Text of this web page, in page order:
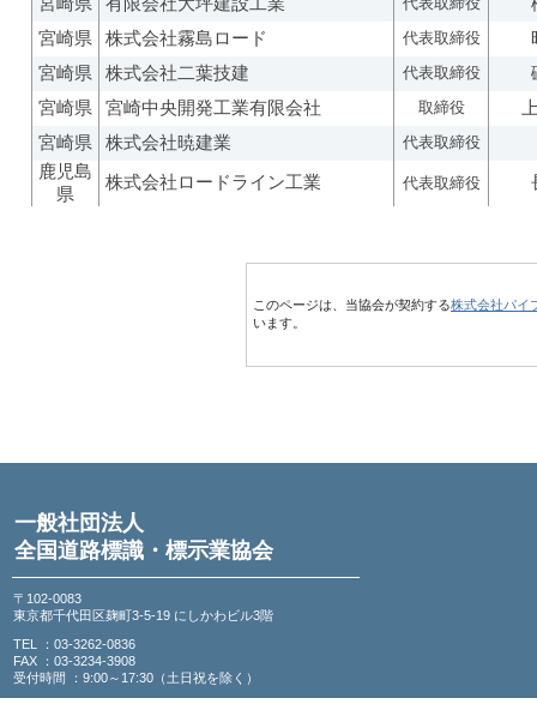
宮崎県
株式会社霧島ロード 代表取締役
宮崎県
株式会社二葉技建 代表取締役
宮崎県
宮崎中央開発工業有限会社 取締役
宮崎県
株式会社暁建業 代表取締役
鹿児島
県
株式会社ロードライン工業 代表取締役
このページは、当協会が契約する株式会社パイ
います。
一般社団法人
全国道路標識・標示業協会
〒102-0083
東京都千代田区麹町3-5-19 にしかわビル3階
TEL ：03-3262-0836
FAX ：03-3234-3908
受付時間 ：9:00～17:30（土日祝を除く）